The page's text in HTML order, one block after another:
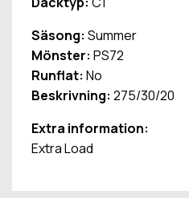
Säsong: Summer
Mönster: PS72
Runflat: No
Beskrivning: 275/30/20
Extra information:
Extra Load